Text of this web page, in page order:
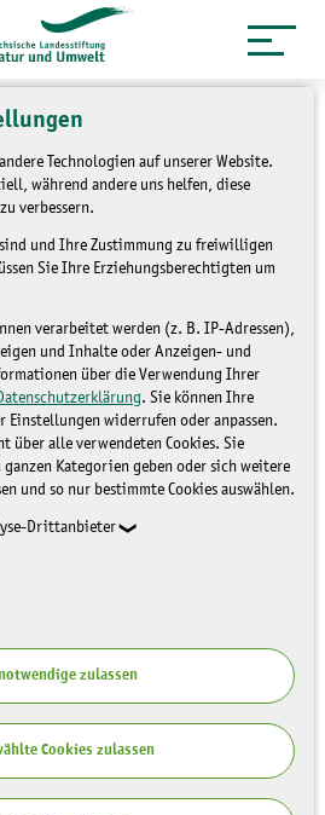
Technologien auf unserer Website.
während andere uns helfen, diese
verbessern.
und Ihre Zustimmung zu freiwilligen
Sie Ihre Erziehungsberechtigten um
verarbeitet werden (z. B. IP-Adressen),
und Inhalte oder Anzeigen- und
über die Verwendung Ihrer
. Sie können Ihre
widerrufen oder anpassen.
über alle verwendeten Cookies. Sie
Kategorien geben oder sich weitere
und so nur bestimmte Cookies auswählen.
Drittanbieter
zulassen
Cookies zulassen
2026
–
leben –
, Bildungs-
26)